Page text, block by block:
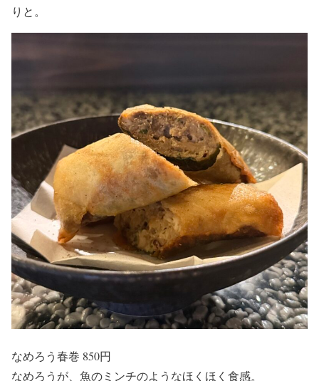
りと。
なめろう春巻 850円
なめろうが、魚のミンチのようなほくほく食感。